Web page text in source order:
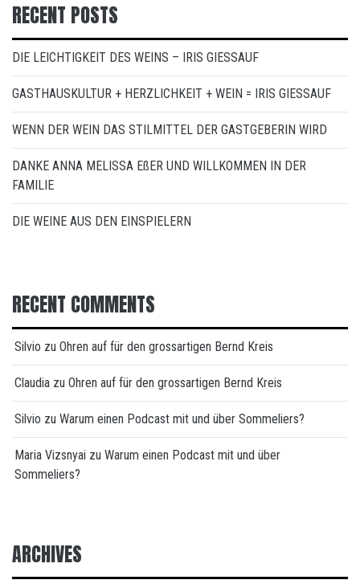
RECENT POSTS
DIE LEICHTIGKEIT DES WEINS – IRIS GIESSAUF
GASTHAUSKULTUR + HERZLICHKEIT + WEIN = IRIS GIESSAUF
WENN DER WEIN DAS STILMITTEL DER GASTGEBERIN WIRD
DANKE ANNA MELISSA EßER UND WILLKOMMEN IN DER
FAMILIE
DIE WEINE AUS DEN EINSPIELERN
RECENT COMMENTS
Silvio zu Ohren auf für den grossartigen Bernd Kreis
Claudia zu Ohren auf für den grossartigen Bernd Kreis
Silvio zu Warum einen Podcast mit und über Sommeliers?
Maria Vizsnyai zu Warum einen Podcast mit und über
Sommeliers?
ARCHIVES